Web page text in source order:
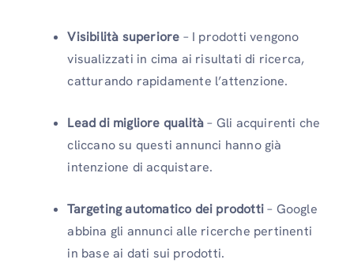
Visibilità superiore – I prodotti vengono
visualizzati in cima ai risultati di ricerca,
catturando rapidamente l’attenzione.
Lead di migliore qualità– Gli acquirenti che
cliccano su questi annunci hanno già
intenzione di acquistare.
Targeting automatico dei prodotti– Google
abbina gli annunci alle ricerche pertinenti
in base ai dati sui prodotti.